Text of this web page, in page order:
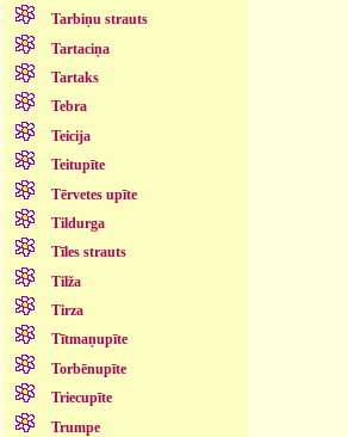
Tarbiņu strauts
Tartaciņa
Tartaks
Tebra
Teicija
Teitupīte
Tērvetes upīte
Tildurga
Tīles strauts
Tilža
Tirza
Tītmaņupīte
Torbēnupīte
Triecupīte
Trumpe